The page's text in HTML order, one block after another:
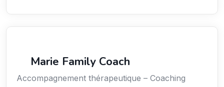
Marie Family Coach
Accompagnement thérapeutique – Coaching